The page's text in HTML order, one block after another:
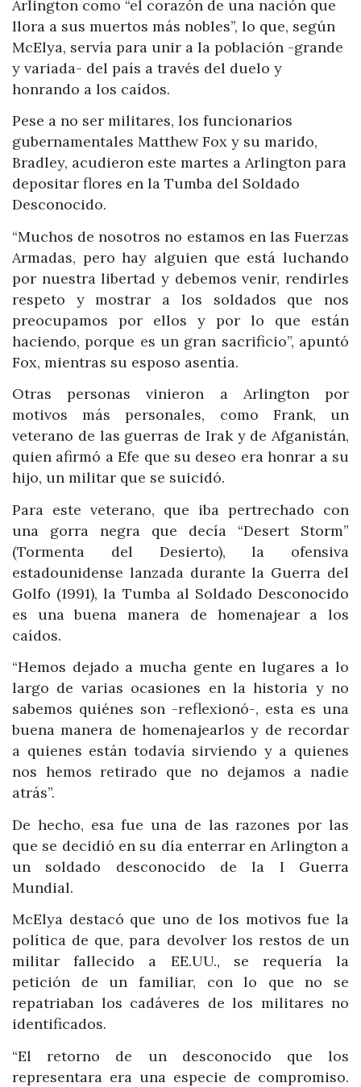
Arlington como “el corazón de una nación que
llora a sus muertos más nobles”, lo que, según
McElya, servía para unir a la población -grande
y variada- del país a través del duelo y
honrando a los caídos.
Pese a no ser militares, los funcionarios
gubernamentales Matthew Fox y su marido,
Bradley, acudieron este martes a Arlington para
depositar flores en la Tumba del Soldado
Desconocido.
“Muchos de nosotros no estamos en las Fuerzas
Armadas, pero hay alguien que está luchando
por nuestra libertad y debemos venir, rendirles
respeto y mostrar a los soldados que nos
preocupamos por ellos y por lo que están
haciendo, porque es un gran sacrificio”, apuntó
Fox, mientras su esposo asentía.
Otras personas vinieron a Arlington por
motivos más personales, como Frank, un
veterano de las guerras de Irak y de Afganistán,
quien afirmó a Efe que su deseo era honrar a su
hijo, un militar que se suicidó.
Para este veterano, que iba pertrechado con
una gorra negra que decía “Desert Storm”
(Tormenta del Desierto), la ofensiva
estadounidense lanzada durante la Guerra del
Golfo (1991), la Tumba al Soldado Desconocido
es una buena manera de homenajear a los
caídos.
“Hemos dejado a mucha gente en lugares a lo
largo de varias ocasiones en la historia y no
sabemos quiénes son -reflexionó-, esta es una
buena manera de homenajearlos y de recordar
a quienes están todavía sirviendo y a quienes
nos hemos retirado que no dejamos a nadie
atrás”.
De hecho, esa fue una de las razones por las
que se decidió en su día enterrar en Arlington a
un soldado desconocido de la I Guerra
Mundial.
McElya destacó que uno de los motivos fue la
política de que, para devolver los restos de un
militar fallecido a EE.UU., se requería la
petición de un familiar, con lo que no se
repatriaban los cadáveres de los militares no
identificados.
“El retorno de un desconocido que los
representara era una especie de compromiso.